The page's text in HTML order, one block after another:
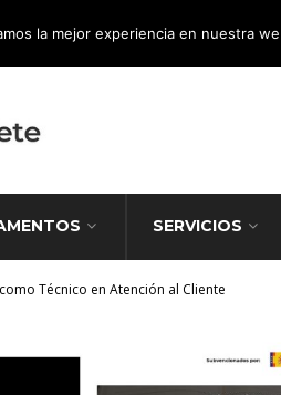
SERVICIOS
Técnico en Atención al Cliente
la mejor experiencia en nuestra